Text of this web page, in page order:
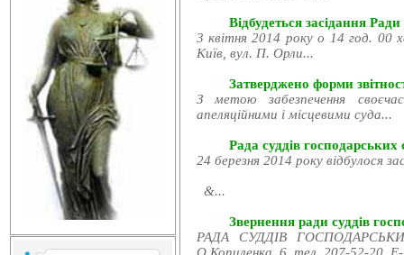
Відбудеться засідання
3 квітня 2014 року о 14 год. 00
Київ, вул. П. Орли...
Затверджено форми
З метою забезпечення
апеляційними і місцевими суда...
Рада суддів господарських
24 березня 2014 року відбулося
&...
Звернення ради суддів
РАДА СУДДІВ